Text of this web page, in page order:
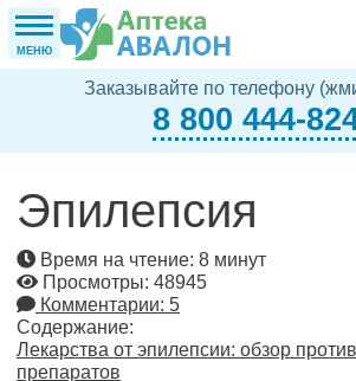
МЕНЮ
Заказывайте по телефону
8 800 444-
Эпилепсия
Время на чтение: 8 минут
Просмотры: 48945
Комментарии: 5
Содержание:
Лекарства от эпилепсии: обзор
препаратов